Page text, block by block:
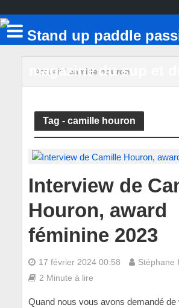
Accueil/ camille houron
Tag - camille houron
Interview de
Houron, award
féminine 2023
17 février 2024 00:58
Stéphane
2 Minute à lire
Quand nous vous avons demandé de